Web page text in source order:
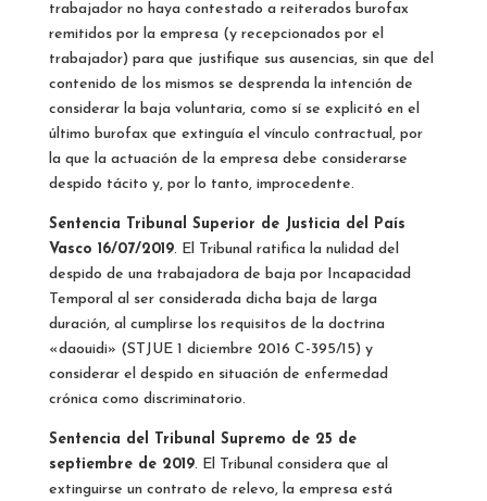
trabajador no haya contestado a reiterados burofax
remitidos por la empresa (y recepcionados por el
trabajador) para que justifique sus ausencias, sin que del
contenido de los mismos se desprenda la intención de
considerar la baja voluntaria, como sí se explicitó en el
último burofax que extinguía el vínculo contractual, por
la que la actuación de la empresa debe considerarse
despido tácito y, por lo tanto, improcedente.
Sentencia Tribunal Superior de Justicia del País
Vasco 16/07/2019. El Tribunal ratifica la nulidad del
despido de una trabajadora de baja por Incapacidad
Temporal al ser considerada dicha baja de larga
duración, al cumplirse los requisitos de la doctrina
«daouidi» (STJUE 1 diciembre 2016 C-395/15) y
considerar el despido en situación de enfermedad
crónica como discriminatorio.
Sentencia del Tribunal Supremo de 25 de
septiembre de 2019. El Tribunal considera que al
extinguirse un contrato de relevo, la empresa está